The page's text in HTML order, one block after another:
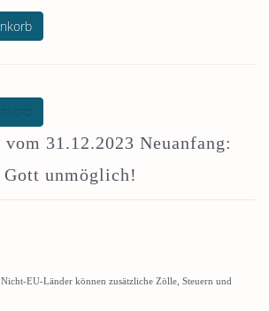
31.12.2023 Neuanfang:
unmöglich!
EU-Länder können zusätzliche Zölle, Steuern und